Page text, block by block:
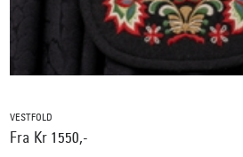
VESTFOLD
Fra Kr 1550,-